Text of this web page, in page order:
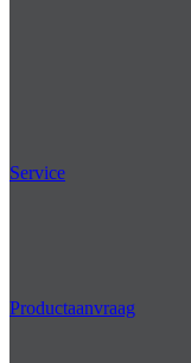
Service
Productaanvraag